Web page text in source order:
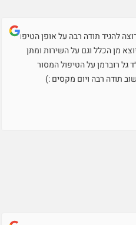
להגיד תודה רבה על אופן הטיפול
מן הכלל וגם על השירות ומתן
גל רוברמן על הטיפול המסור
תודה רבה ויום מקסים :)